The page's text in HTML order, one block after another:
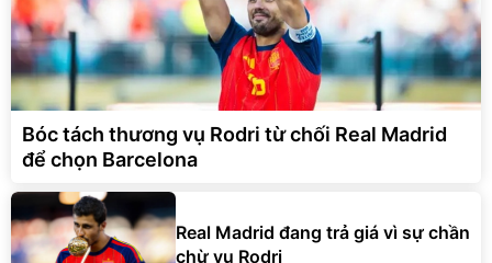
Bóc tách thương vụ Rodri từ chối Real Madrid
để chọn Barcelona
Real Madrid đang trả giá vì sự chần
chừ vụ Rodri